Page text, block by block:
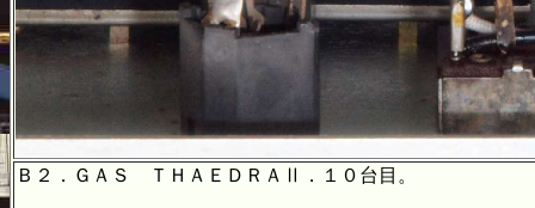
Ｂ２．ＧＡＳ ＴＨＡＥＤＲＡⅡ．１０